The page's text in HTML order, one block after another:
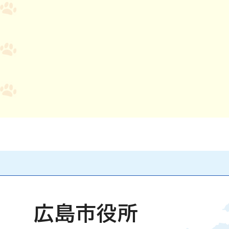
広島市役所